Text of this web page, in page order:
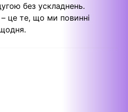
без ускладнень.
– це те, що ми повинні